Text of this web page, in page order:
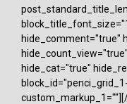
hide_comment="true"
hide_cat="true"